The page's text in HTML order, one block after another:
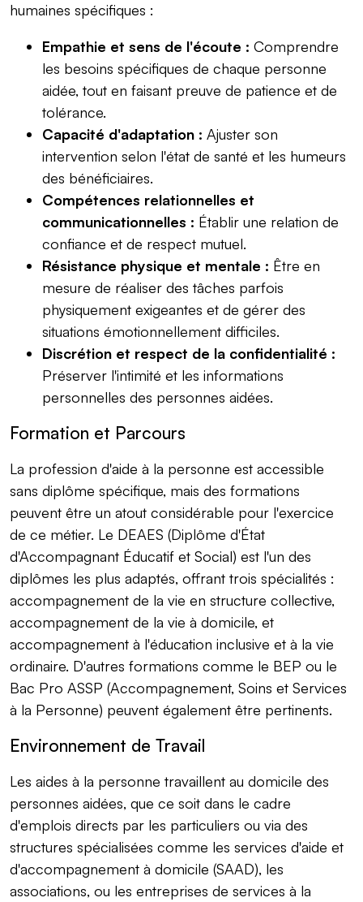
humaines spécifiques :
Empathie et sens de l'écoute : Comprendre
les besoins spécifiques de chaque personne
aidée, tout en faisant preuve de patience et de
tolérance.
Capacité d'adaptation : Ajuster son
intervention selon l'état de santé et les humeurs
des bénéficiaires.
Compétences relationnelles et
communicationnelles : Établir une relation de
confiance et de respect mutuel.
Résistance physique et mentale : Être en
mesure de réaliser des tâches parfois
physiquement exigeantes et de gérer des
situations émotionnellement difficiles.
Discrétion et respect de la confidentialité :
Préserver l'intimité et les informations
personnelles des personnes aidées.
Formation et Parcours
La profession d'aide à la personne est accessible
sans diplôme spécifique, mais des formations
peuvent être un atout considérable pour l'exercice
de ce métier. Le DEAES (Diplôme d'État
d'Accompagnant Éducatif et Social) est l'un des
diplômes les plus adaptés, offrant trois spécialités :
accompagnement de la vie en structure collective,
accompagnement de la vie à domicile, et
accompagnement à l'éducation inclusive et à la vie
ordinaire. D'autres formations comme le BEP ou le
Bac Pro ASSP (Accompagnement, Soins et Services
à la Personne) peuvent également être pertinents.
Environnement de Travail
Les aides à la personne travaillent au domicile des
personnes aidées, que ce soit dans le cadre
d'emplois directs par les particuliers ou via des
structures spécialisées comme les services d'aide et
d'accompagnement à domicile (SAAD), les
associations, ou les entreprises de services à la